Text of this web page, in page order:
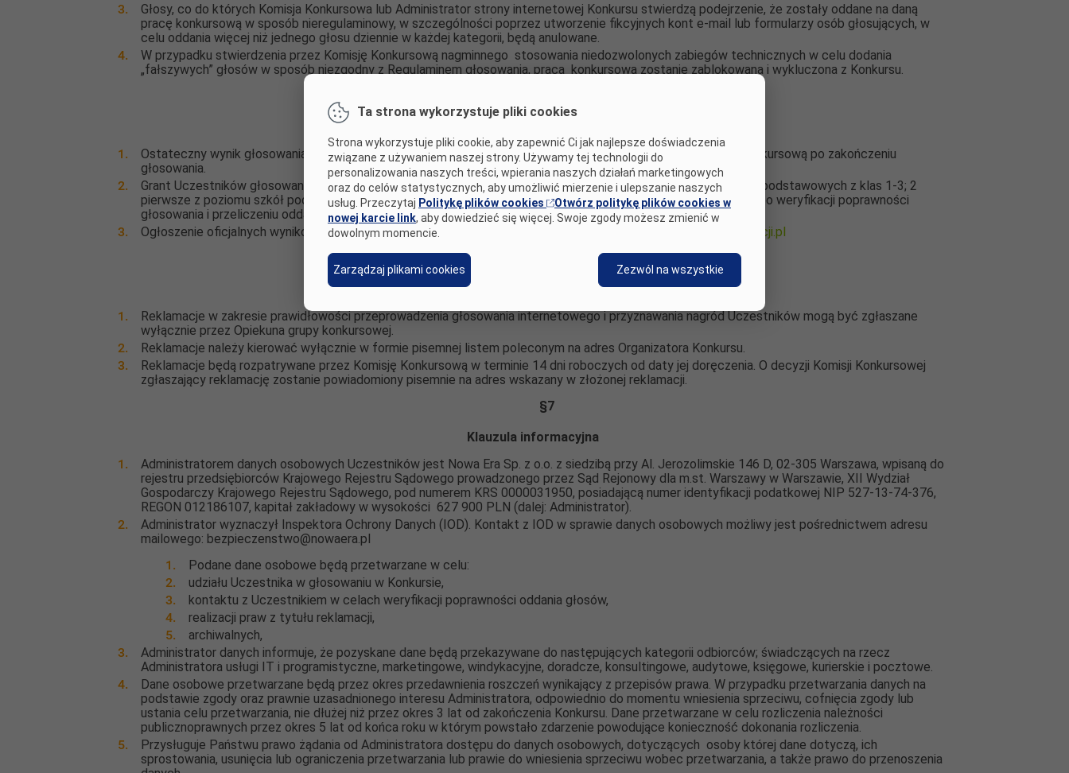
Głosy, co do których Komisja Konkursowa lub Administrator strony internetowej Konkursu stwierdzą podejrzenie, że zostały oddane na daną
pracę konkursową w sposób nieregulaminowy, w szczególności poprzez utworzenie fikcyjnych kont e-mail lub formularzy osób głosujących, w
celu oddania więcej niż jednego głosu dziennie w każdej kategorii, będą anulowane.
W przypadku stwierdzenia przez Komisję Konkursową nagminnego stosowania niedozwolonych zabiegów technicznych w celu dodania
„fałszywych” głosów w sposób niezgodny z Regulaminem głosowania, praca konkursowa zostanie zablokowana i wykluczona z Konkursu.
Ostateczny wynik głosowania internetowego będzie zweryfikowany i oficjalnie zatwierdzony przez Komisję Konkursową po zakończeniu
głosowania.
Grant Uczestników głosowania zdobywa 6 (sześć) pierwszych prac konkursowych (2 pierwsze z poziomu szkół podstawowych z klas 1-3; 2
pierwsze z poziomu szkół podstawowych z klas 4-8 i 2 pierwsze z poziomu szkół ponadpodstawowych), które po weryfikacji poprawności
głosowania i przeliczeniu oddanych głosów, uzyskają największą liczbę głosów Uczestników.
Ogłoszenie oficjalnych wyników Konkursu nastąpi 11 stycznia 2024r. na stronie Konkursu
www.projektanciedukacji.pl
Reklamacje w zakresie prawidłowości przeprowadzenia głosowania internetowego i przyznawania nagród Uczestników mogą być zgłaszane
wyłącznie przez Opiekuna grupy konkursowej.
Reklamacje należy kierować wyłącznie w formie pisemnej listem poleconym na adres Organizatora Konkursu.
Reklamacje będą rozpatrywane przez Komisję Konkursową w terminie 14 dni roboczych od daty jej doręczenia. O decyzji Komisji Konkursowej
zgłaszający reklamację zostanie powiadomiony pisemnie na adres wskazany w złożonej reklamacji.
§7
Klauzula informacyjna
Administratorem danych osobowych Uczestników jest Nowa Era Sp. z o.o. z siedzibą przy Al. Jerozolimskie 146 D, 02-305 Warszawa, wpisaną do
rejestru przedsiębiorców Krajowego Rejestru Sądowego prowadzonego przez Sąd Rejonowy dla m.st. Warszawy w Warszawie, XII Wydział
Gospodarczy Krajowego Rejestru Sądowego, pod numerem KRS 0000031950, posiadającą numer identyfikacji podatkowej NIP 527-13-74-376,
REGON 012186107, kapitał zakładowy w wysokości 627 900 PLN (dalej: Administrator).
Administrator wyznaczył Inspektora Ochrony Danych (IOD). Kontakt z IOD w sprawie danych osobowych możliwy jest pośrednictwem adresu
mailowego: bezpieczenstwo@nowaera.pl
Podane dane osobowe będą przetwarzane w celu:
udziału Uczestnika w głosowaniu w Konkursie,
kontaktu z Uczestnikiem w celach weryfikacji poprawności oddania głosów,
realizacji praw z tytułu reklamacji,
archiwalnych,
Administrator danych informuje, że pozyskane dane będą przekazywane do następujących kategorii odbiorców; świadczących na rzecz
Administratora usługi IT i programistyczne, marketingowe, windykacyjne, doradcze, konsultingowe, audytowe, księgowe, kurierskie i pocztowe.
Dane osobowe przetwarzane będą przez okres przedawnienia roszczeń wynikający z przepisów prawa. W przypadku przetwarzania danych na
podstawie zgody oraz prawnie uzasadnionego interesu Administratora, odpowiednio do momentu wniesienia sprzeciwu, cofnięcia zgody lub
ustania celu przetwarzania, nie dłużej niż przez okres 3 lat od zakończenia Konkursu. Dane przetwarzane w celu rozliczenia należności
publicznoprawnych przez okres 5 lat od końca roku w którym powstało zdarzenie powodujące konieczność dokonania rozliczenia.
Przysługuje Państwu prawo żądania od Administratora dostępu do danych osobowych, dotyczących osoby której dane dotyczą, ich
sprostowania, usunięcia lub ograniczenia przetwarzania lub prawie do wniesienia sprzeciwu wobec przetwarzania, a także prawo do przenoszenia
Ta strona wykorzystuje pliki cookies
Strona wykorzystuje pliki cookie, aby zapewnić Ci jak najlepsze doświadczenia
związane z używaniem naszej strony. Używamy tej technologii do
personalizowania naszych treści, wpierania naszych działań marketingowych
oraz do celów statystycznych, aby umożliwić mierzenie i ulepszanie naszych
usług. Przeczytaj Politykę plików cookies
Otwórz politykę plików cookies w
nowej karcie link, aby dowiedzieć się więcej. Swoje zgody możesz zmienić w
dowolnym momencie.
Zarządzaj plikami cookies Zezwól na wszystkie